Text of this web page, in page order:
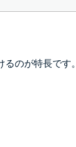
のが特長です。